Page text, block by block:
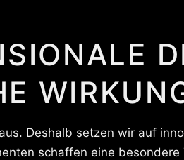
WIRKUNG
Deshalb setzen wir auf
schaffen eine